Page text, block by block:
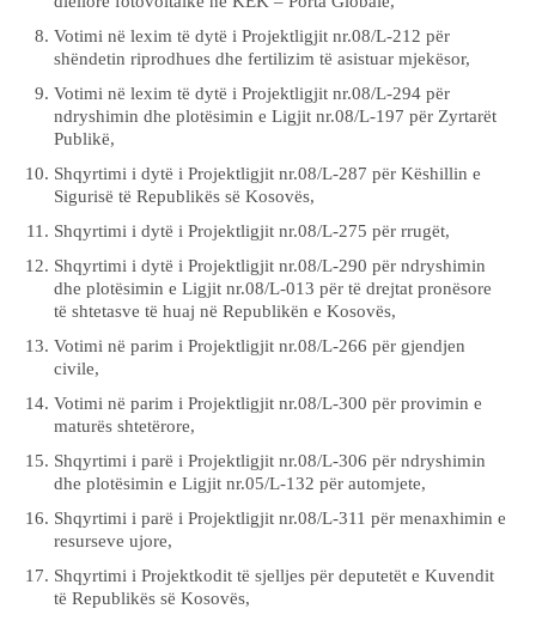
Votimi në lexim të dytë i Projektligjit nr.08/L-212 për
shëndetin riprodhues dhe fertilizim të asistuar mjekësor,
Votimi në lexim të dytë i Projektligjit nr.08/L-294 për
ndryshimin dhe plotësimin e Ligjit nr.08/L-197 për Zyrtarët
Publikë,
Shqyrtimi i dytë i Projektligjit nr.08/L-287 për Këshillin e
Sigurisë të Republikës së Kosovës,
Shqyrtimi i dytë i Projektligjit nr.08/L-275 për rrugët,
Shqyrtimi i dytë i Projektligjit nr.08/L-290 për ndryshimin
dhe plotësimin e Ligjit nr.08/L-013 për të drejtat pronësore
të shtetasve të huaj në Republikën e Kosovës,
Votimi në parim i Projektligjit nr.08/L-266 për gjendjen
civile,
Votimi në parim i Projektligjit nr.08/L-300 për provimin e
maturës shtetërore,
Shqyrtimi i parë i Projektligjit nr.08/L-306 për ndryshimin
dhe plotësimin e Ligjit nr.05/L-132 për automjete,
Shqyrtimi i parë i Projektligjit nr.08/L-311 për menaxhimin e
resurseve ujore,
Shqyrtimi i Projektkodit të sjelljes për deputetët e Kuvendit
të Republikës së Kosovës,